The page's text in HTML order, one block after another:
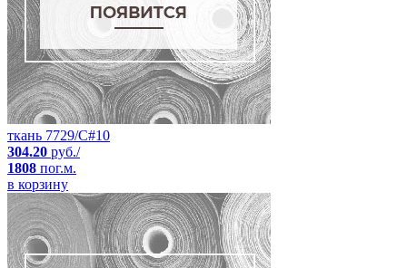
ткань 7729/C#10
304.20 руб./
1808 пог.м.
в корзину